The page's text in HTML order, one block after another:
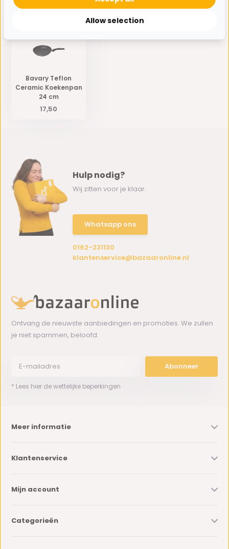
Eerder bekeken door jou
Bavary Teflon
Ceramic Koekenpan
24 cm
17,50
Hulp nodig?
Wij zitten voor je klaar.
Whatsapp ons
0162-231130
klantenservice@bazaaronline.nl
Ontvang de nieuwste aanbiedingen en promoties. We zullen
je niet spammen, beloofd.
Abonneer
* Lees hier de wettelijke beperkingen
Meer informatie
Klantenservice
Mijn account
Categorieën
Allow selection